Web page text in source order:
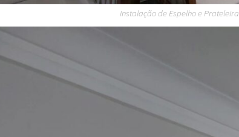
Instalação de Espelho e Prateleira